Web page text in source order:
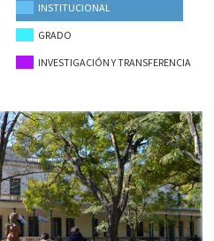
INSTITUCIONAL
GRADO
INVESTIGACIÓN Y TRANSFERENCIA